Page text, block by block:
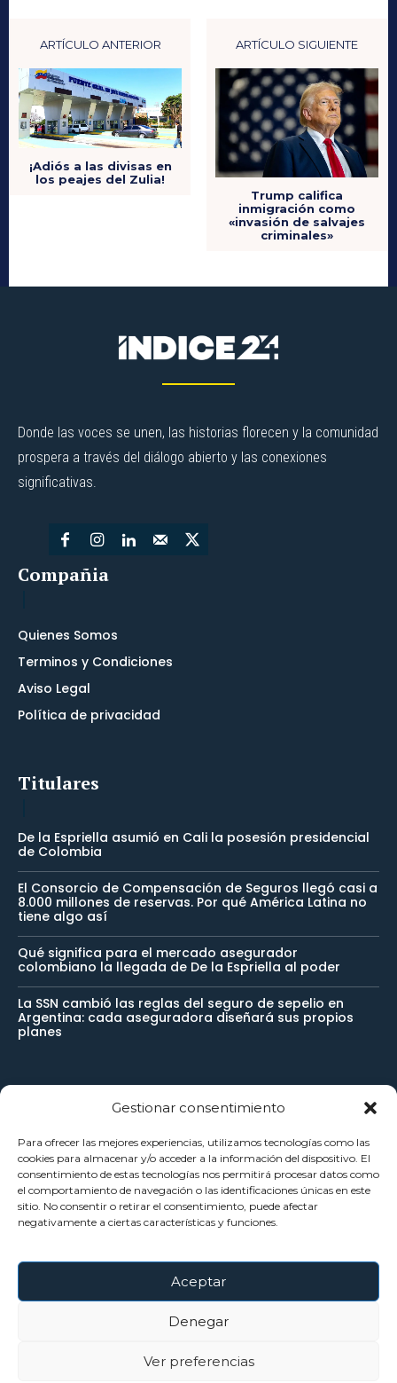
Gestionar consentimiento
Para ofrecer las mejores experiencias, utilizamos tecnologías como las
cookies para almacenar y/o acceder a la información del dispositivo. El
consentimiento de estas tecnologías nos permitirá procesar datos como
el comportamiento de navegación o las identificaciones únicas en este
sitio. No consentir o retirar el consentimiento, puede afectar
negativamente a ciertas características y funciones.
Aceptar
Denegar
Ver preferencias
ARTÍCULO ANTERIOR
¡Adiós a las divisas en
los peajes del Zulia!
ARTÍCULO SIGUIENTE
Trump califica
inmigración como
«invasión de salvajes
criminales»
Donde las voces se unen, las historias florecen y la comunidad
prospera a través del diálogo abierto y las conexiones
significativas.
Compañia
Quienes Somos
Terminos y Condiciones
Aviso Legal
Política de privacidad
Titulares
De la Espriella asumió en Cali la posesión presidencial
de Colombia
El Consorcio de Compensación de Seguros llegó casi a
8.000 millones de reservas. Por qué América Latina no
tiene algo así
Qué significa para el mercado asegurador
colombiano la llegada de De la Espriella al poder
La SSN cambió las reglas del seguro de sepelio en
Argentina: cada aseguradora diseñará sus propios
planes
Reciba noticias importantes directamente en su buzón de
entrada y manténgase conectado.
Política Privacidad.
©Copyright - Todos Los Derechos Reservados